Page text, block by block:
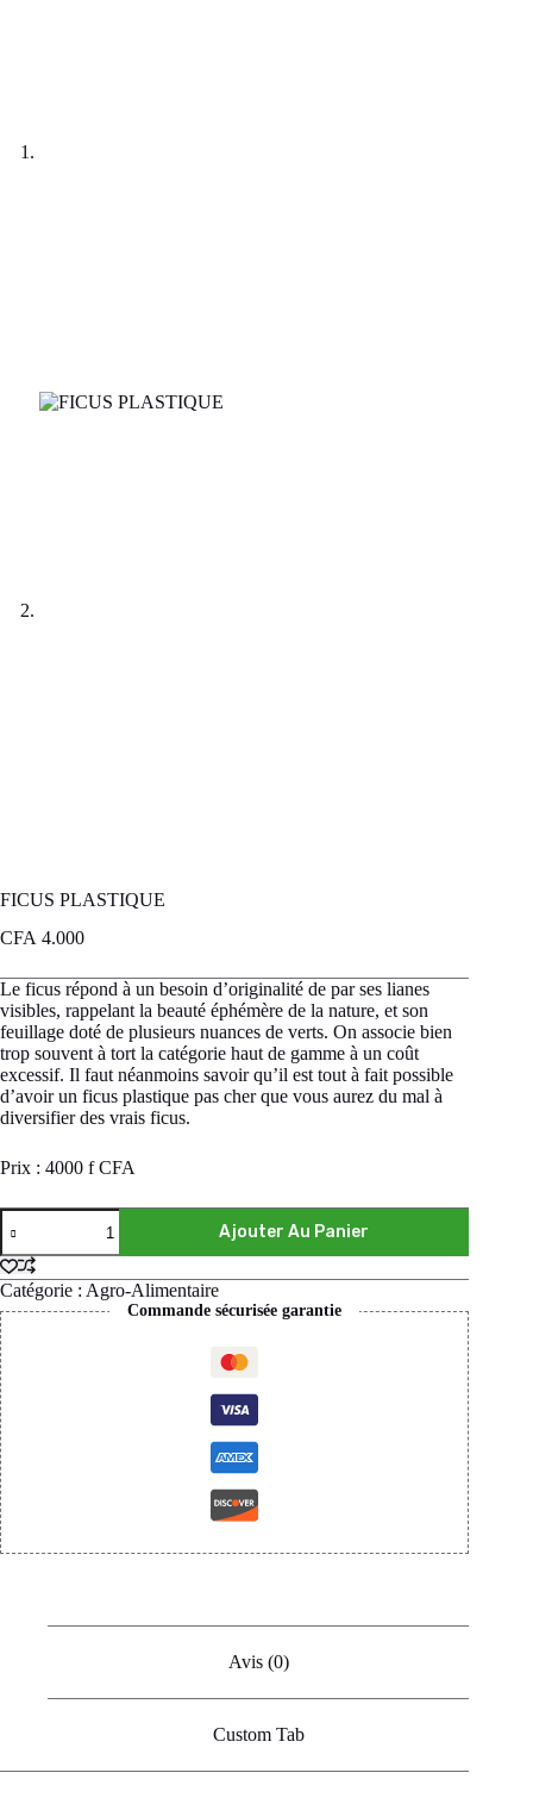
FICUS PLASTIQUE
CFA 4.000
Le ficus répond à un besoin d’originalité de par ses lianes
visibles, rappelant la beauté éphémère de la nature, et son
feuillage doté de plusieurs nuances de verts. On associe bien
trop souvent à tort la catégorie haut de gamme à un coût
excessif. Il faut néanmoins savoir qu’il est tout à fait possible
d’avoir un ficus plastique pas cher que vous aurez du mal à
diversifier des vrais ficus.
Prix : 4000 f CFA
Ajouter Au Panier
Catégorie : Agro-Alimentaire
Commande sécurisée garantie
Avis (0)
Custom Tab